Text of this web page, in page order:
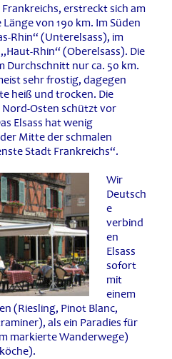
erstreckt sich am
von 190 km. Im Süden
Rhin“ (Unterelsass), im
Rhin“ (Oberelsass). Die
Durchschnitt nur ca. 50 km.
sehr frostig, dagegen
heiß und trocken. Die
Osten schützt vor
Elsass hat wenig
Mitte der schmalen
Stadt Frankreichs“.
Wir
Deutsch
e
verbind
en
Elsass
sofort
mit
einem
(Riesling, Pinot Blanc,
als ein Paradies für
markierte Wanderwege)